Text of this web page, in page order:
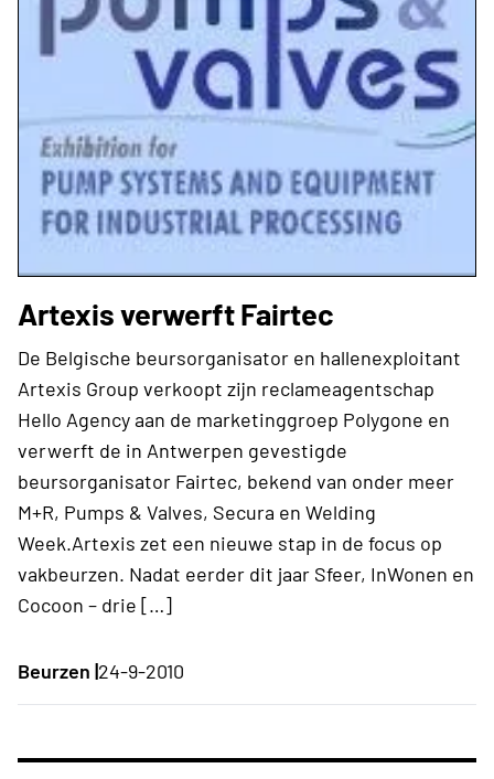
Artexis verwerft Fairtec
De Belgische beursorganisator en hallenexploitant
Artexis Group verkoopt zijn reclameagentschap
Hello Agency aan de marketinggroep Polygone en
verwerft de in Antwerpen gevestigde
beursorganisator Fairtec, bekend van onder meer
M+R, Pumps & Valves, Secura en Welding
Week.Artexis zet een nieuwe stap in de focus op
vakbeurzen. Nadat eerder dit jaar Sfeer, InWonen en
Cocoon – drie […]
Beurzen |24-9-2010